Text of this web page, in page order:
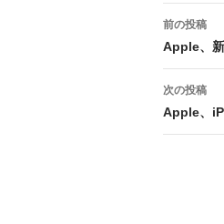
投
稿
ナ
ビ
前の投稿
Apple、
次の投稿
Apple、